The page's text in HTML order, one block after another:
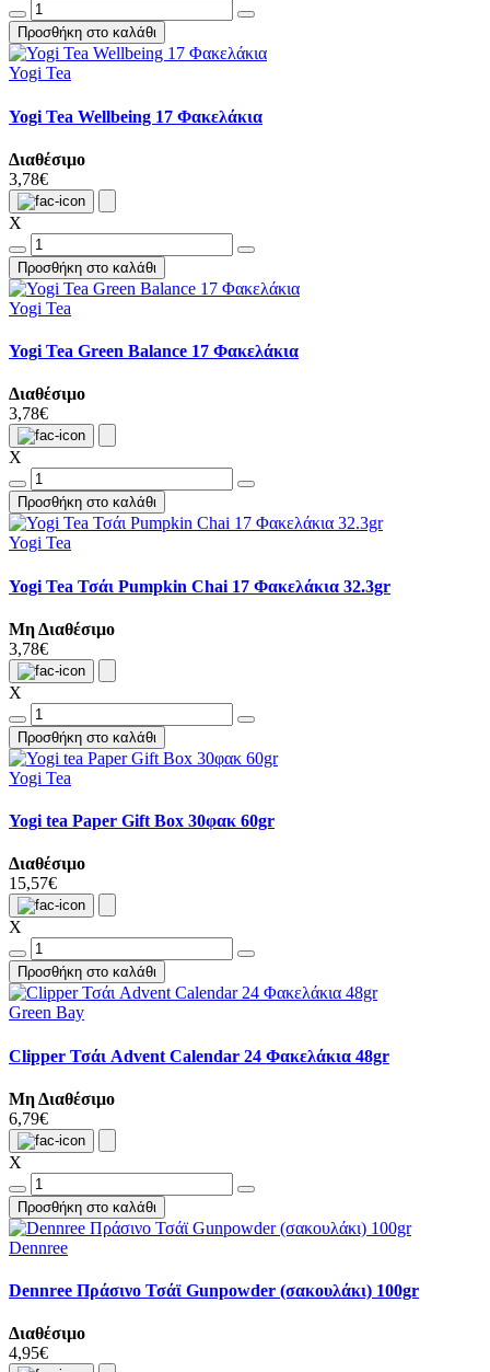
Προσθήκη στο καλάθι
Yogi Tea
Yogi Tea Wellbeing 17 Φακελάκια
Διαθέσιμο
3,78€
X
Προσθήκη στο καλάθι
Yogi Tea
Yogi Tea Green Balance 17 Φακελάκια
Διαθέσιμο
3,78€
X
Προσθήκη στο καλάθι
Yogi Tea
Yogi Tea Τσάι Pumpkin Chai 17 Φακελάκια 32.3gr
Μη Διαθέσιμο
3,78€
X
Προσθήκη στο καλάθι
Yogi Tea
Yogi tea Paper Gift Box 30φακ 60gr
Διαθέσιμο
15,57€
X
Προσθήκη στο καλάθι
Green Bay
Clipper Τσάι Advent Calendar 24 Φακελάκια 48gr
Μη Διαθέσιμο
6,79€
X
Προσθήκη στο καλάθι
Dennree
Dennree Πράσινο Τσάϊ Gunpowder (σακουλάκι) 100gr
Διαθέσιμο
4,95€